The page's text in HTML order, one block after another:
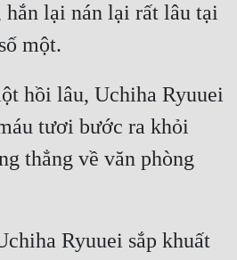
hắn lại nán lại rất lâu tại
hồi lâu, Uchiha Ryuuei
tươi bước ra khỏi
thẳng về văn phòng
Ryuuei sắp khuất